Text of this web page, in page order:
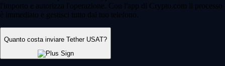
l'importo e autorizza l'operazione. Con l'app di Crypto.com il processo
è immediato e gestisci tutto dal tuo telefono.
Quanto costa inviare Tether USAT?